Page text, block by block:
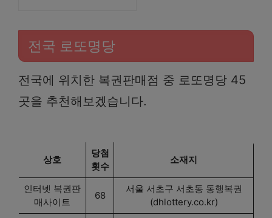
전국 로또명당
전국에 위치한 복권판매점 중 로또명당 45
곳을 추천해보겠습니다.
상호
당첨
횟수
소재지
인터넷 복권판
매사이트
68
서울 서초구 서초동 동행복권
(dhlottery.co.kr)